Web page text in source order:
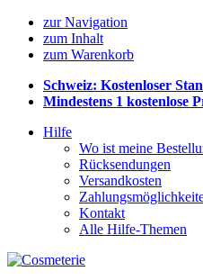
zur Navigation
zum Inhalt
zum Warenkorb
Schweiz: Kostenloser
Mindestens 1 kostenlose
Hilfe
Wo ist meine
Rücksendungen
Versandkosten
Kontakt
Alle Hilfe-Themen